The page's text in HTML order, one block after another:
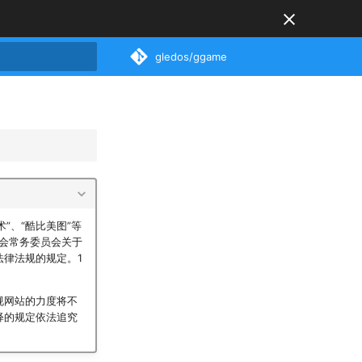
gledos/ggame
、“酷比美图”等
常务委员会关于
律法规的规定。1
站的力度将不
的规定依法追究